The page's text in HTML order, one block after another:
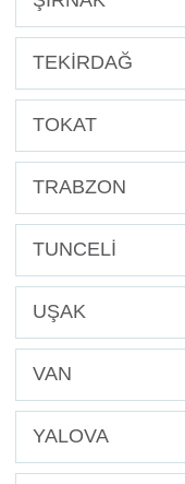
TEKİRDAĞ
TOKAT
TRABZON
TUNCELİ
UŞAK
VAN
YALOVA